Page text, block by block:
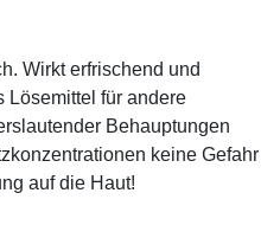
Wirkt erfrischend und
Lösemittel für andere
Behauptungen
keine Gefahr
auf die Haut!